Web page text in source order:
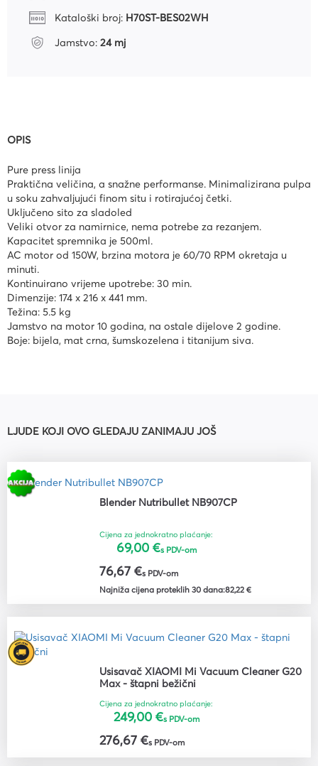
Kataloški broj: H70ST-BES02WH
Jamstvo: 24 mj
OPIS
Pure press linija
Praktična veličina, a snažne performanse. Minimalizirana pulpa
u soku zahvaljujući finom situ i rotirajućoj četki.
Uključeno sito za sladoled
Veliki otvor za namirnice, nema potrebe za rezanjem.
Kapacitet spremnika je 500ml.
AC motor od 150W, brzina motora je 60/70 RPM okretaja u
minuti.
Kontinuirano vrijeme upotrebe: 30 min.
Dimenzije: 174 x 216 x 441 mm.
Težina: 5.5 kg
Jamstvo na motor 10 godina, na ostale dijelove 2 godine.
Boje: bijela, mat crna, šumskozelena i titanijum siva.
LJUDE KOJI OVO GLEDAJU ZANIMAJU JOŠ
Blender Nutribullet NB907CP
Cijena za jednokratno plaćanje:
69,00 €s PDV-om
76,67 €s PDV-om
Najniža cijena proteklih 30 dana:82,22 €
Usisavač XIAOMI Mi Vacuum Cleaner G20
Max - štapni bežični
Cijena za jednokratno plaćanje:
249,00 €s PDV-om
276,67 €s PDV-om